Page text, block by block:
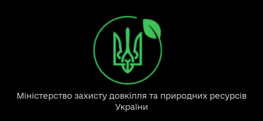
Міністерство захисту довкілля та природних ресурсів
України